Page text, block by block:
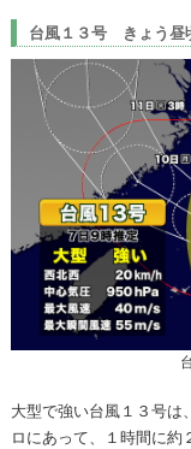
台風１３号 きょう
大型で強い台風１３号は
ロにあって、１時間に約